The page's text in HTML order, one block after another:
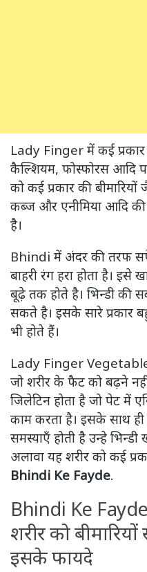
Lady Finger में कई प्रकार
कैल्शियम, फोस्फोरस आदि
को कई प्रकार की
कब्ज और एनीमिया आदि
है।
Bhindi में अंदर की तरफ
बाहरी रंग हरा होता है।
बूढ़े तक होते है। भिन्डी की
सकते है। इसके सारे प्रकार
भी होते हैं।
Lady Finger Vegetable
जो शरीर के फैट को बढ़ने
जिलेटिन होता है जो पेट में
काम करता है। इसके साथ
समस्याएँ होती है उन्हे
अलावा यह शरीर को कई
Bhindi Ke Fayde.
Bhindi Ke
शरीर को
इसके फायदे